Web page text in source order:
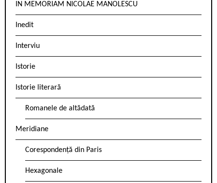
IN MEMORIAM NICOLAE MANOLESCU
Inedit
Interviu
Istorie
Istorie literară
Romanele de altădată
Meridiane
Corespondență din Paris
Hexagonale